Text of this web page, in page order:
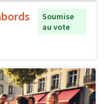
Soumise
au vote